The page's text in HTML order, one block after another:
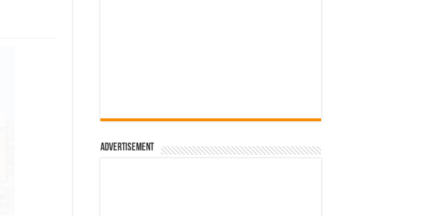
Advertisement